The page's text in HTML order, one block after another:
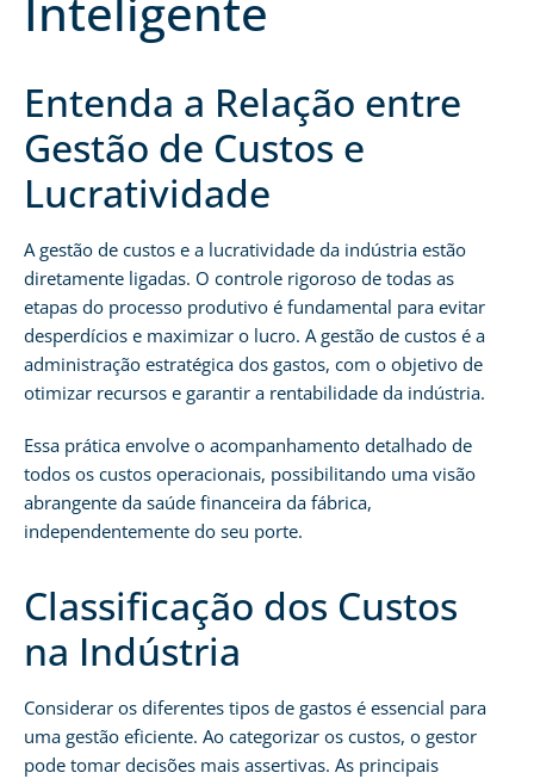
Entenda a Relação entre
Gestão de Custos e
Lucratividade
A gestão de custos e a lucratividade da indústria estão
diretamente ligadas. O controle rigoroso de todas as
etapas do processo produtivo é fundamental para evitar
desperdícios e maximizar o lucro. A gestão de custos é a
administração estratégica dos gastos, com o objetivo de
otimizar recursos e garantir a rentabilidade da indústria.
Essa prática envolve o acompanhamento detalhado de
todos os custos operacionais, possibilitando uma visão
abrangente da saúde financeira da fábrica,
independentemente do seu porte.
Classificação dos Custos
na Indústria
Considerar os diferentes tipos de gastos é essencial para
uma gestão eficiente. Ao categorizar os custos, o gestor
pode tomar decisões mais assertivas. As principais